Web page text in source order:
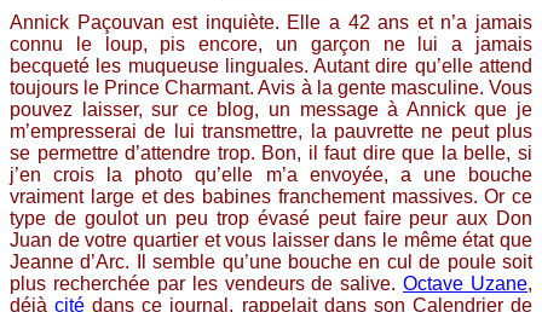
Annick Paçouvan est inquiète. Elle a 42 ans et n’a jamais
connu le loup, pis encore, un garçon ne lui a jamais
becqueté les muqueuse linguales. Autant dire qu’elle attend
toujours le Prince Charmant. Avis à la gente masculine. Vous
pouvez laisser, sur ce blog, un message à Annick que je
m’empresserai de lui transmettre, la pauvrette ne peut plus
se permettre d’attendre trop. Bon, il faut dire que la belle, si
j’en crois la photo qu’elle m’a envoyée, a une bouche
vraiment large et des babines franchement massives. Or ce
type de goulot un peu trop évasé peut faire peur aux Don
Juan de votre quartier et vous laisser dans le même état que
Jeanne d’Arc. Il semble qu’une bouche en cul de poule soit
plus recherchée par les vendeurs de salive.Octave Uzane,
déjàcitédans ce journal, rappelait dans son Calendrier de